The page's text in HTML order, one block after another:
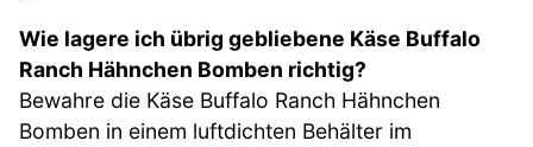
Wie lagere ich übrig gebliebene Käse Buffalo
Ranch Hähnchen Bomben richtig?
Bewahre die Käse Buffalo Ranch Hähnchen
Bomben in einem luftdichten Behälter im